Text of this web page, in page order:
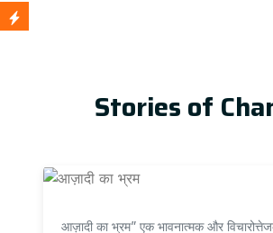
Stories of
आज़ादी का भ्रम” एक भावनात्मक और